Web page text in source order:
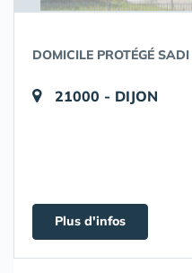
DOMICILE PROTÉGÉ
21000 - DIJON
Plus d'infos